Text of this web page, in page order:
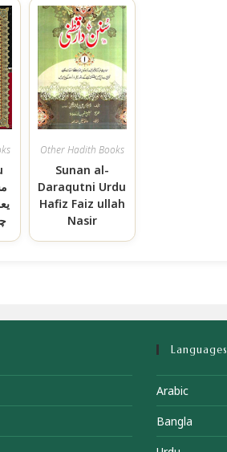
Other Hadith Books
Sunan al-
Daraqutni Urdu
Hafiz Faiz ullah
Nasir
Languages
Arabic
Bangla